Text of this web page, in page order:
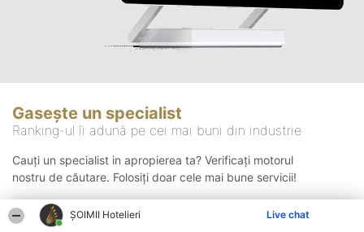
ȘOIMII Hotelieri Live chat
Gasește un specialist
Ranking-ul îi adună pe cei mai buni din industrie
Cauți un specialist in apropierea ta? Verificați motorul
nostru de căutare. Folosiți doar cele mai bune servicii!